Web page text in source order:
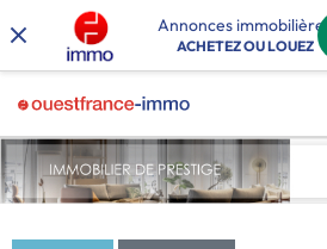
Annonces immobilières
ACHETEZ OU LOUEZ